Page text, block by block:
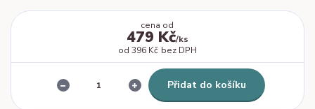
cena od
479 Kč/ks
od 396 Kč bez DPH
Přidat do košíku